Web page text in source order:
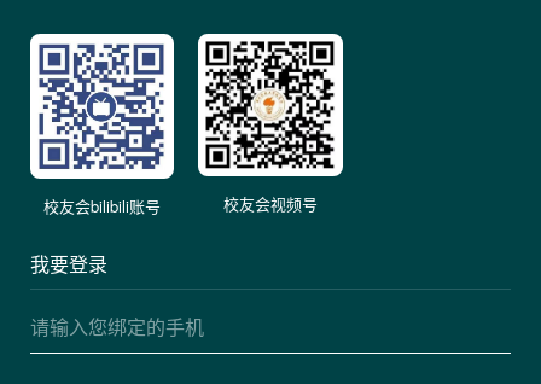
校友会bilibili账号 校友会视频号
我要登录